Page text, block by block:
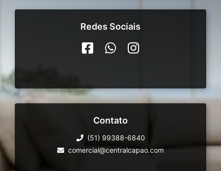
Redes Sociais
Contato
(51) 99388-6840
comercial@centralcapao.com